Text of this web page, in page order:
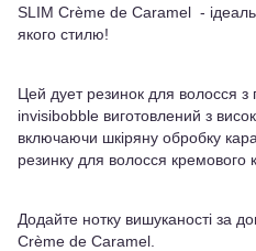
SLIM Crème de Caramel -
якого стилю!
Цей дует резинок для волосся з
invisibobble виготовлений з
включаючи шкіряну обробку
резинку для волосся кремового
Додайте нотку вишуканості за
Crème de Caramel.